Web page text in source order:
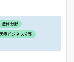
法律分野
医療ビジネス分野